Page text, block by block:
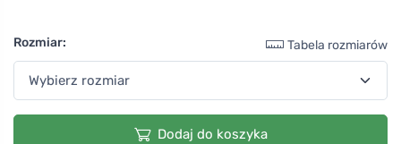
Rozmiar: Tabela rozmiarów
Dodaj do koszyka